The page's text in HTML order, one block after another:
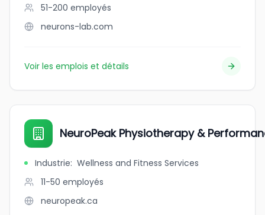
51-200 employés
neurons-lab.com
Voir les emplois et détails
NeuroPeak Physiotherapy &
Industrie: Wellness and Fitness Services
11-50 employés
neuropeak.ca